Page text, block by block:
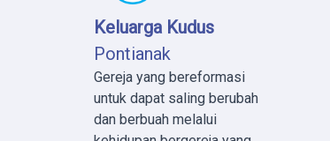
Keluarga Kudus
Pontianak
Gereja yang bereformasi
untuk dapat saling berubah
dan berbuah melalui